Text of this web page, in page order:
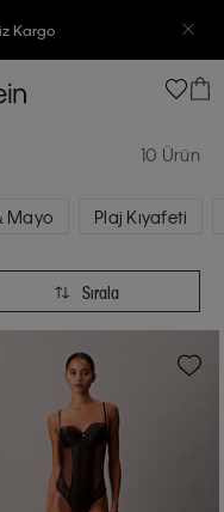
Kargo
6 Taksit İmkanı
10 Ürün
Mayo Plaj Kıyafeti
Sırala